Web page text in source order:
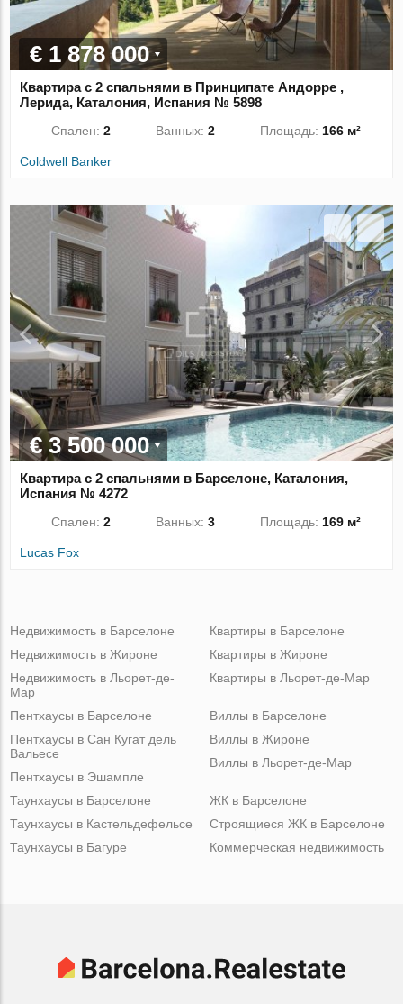
€ 1 878 000
Квартира с 2 спальнями в Принципате Андорре ,
Лерида, Каталония, Испания № 5898
Спален:2 Ванных:2 Площадь: 166 м²
Coldwell Banker
€ 3 500 000
Квартира с 2 спальнями в Барселоне, Каталония,
Испания № 4272
Спален:2 Ванных:3 Площадь: 169 м²
Lucas Fox
Недвижимость в Барселоне
Недвижимость в Жироне
Недвижимость в Льорет-де-
Мар
Квартиры в Барселоне
Квартиры в Жироне
Квартиры в Льорет-де-Мар
Пентхаусы в Барселоне
Пентхаусы в Сан Кугат дель
Вальесе
Пентхаусы в Эшампле
Виллы в Барселоне
Виллы в Жироне
Виллы в Льорет-де-Мар
Таунхаусы в Барселоне
Таунхаусы в Кастельдефельсе
Таунхаусы в Багуре
ЖК в Барселоне
Строящиеся ЖК в Барселоне
Коммерческая недвижимость